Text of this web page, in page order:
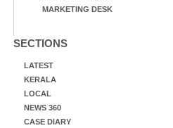
MARKETING DESK
SECTIONS
LATEST
KERALA
LOCAL
NEWS 360
CASE DIARY